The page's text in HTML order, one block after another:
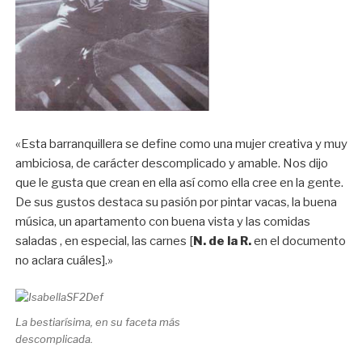
«Esta barranquillera se define como una mujer creativa y muy
ambiciosa, de carácter descomplicado y amable. Nos dijo
que le gusta que crean en ella así como ella cree en la gente.
De sus gustos destaca su pasión por pintar vacas, la buena
música, un apartamento con buena vista y las comidas
saladas , en especial, las carnes [N. de la R.en el documento
no aclara cuáles].»
La bestiarísima, en su faceta más
descomplicada.